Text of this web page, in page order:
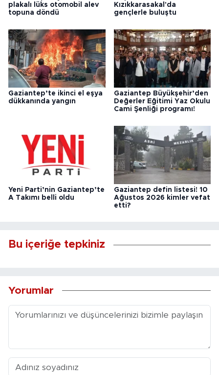
plakalı lüks otomobil alev
topuna döndü
Kızıkkarasakal'da
gençlerle buluştu
Gaziantep’te ikinci el eşya
dükkanında yangın
Gaziantep Büyükşehir’den
Değerler Eğitimi Yaz Okulu
Cami Şenliği programı!
Yeni Parti’nin Gaziantep’te
A Takımı belli oldu
Gaziantep defin listesi! 10
Ağustos 2026 kimler vefat
etti?
Bu içeriğe tepkiniz
Yorumlar